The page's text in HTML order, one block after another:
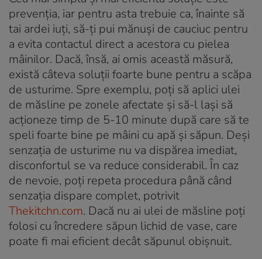
prevenția, iar pentru asta trebuie ca, înainte să
tai ardei iuți, să-ți pui mănuși de cauciuc pentru
a evita contactul direct a acestora cu pielea
mâinilor. Dacă, însă, ai omis această măsură,
există câteva soluții foarte bune pentru a scăpa
de usturime. Spre exemplu, poți să aplici ulei
de măsline pe zonele afectate și să-l lași să
acționeze timp de 5-10 minute după care să te
speli foarte bine pe mâini cu apă și săpun. Deși
senzația de usturime nu va dispărea imediat,
disconfortul se va reduce considerabil. În caz
de nevoie, poți repeta procedura până când
senzația dispare complet, potrivit
Thekitchn.com. Dacă nu ai ulei de măsline poți
folosi cu încredere săpun lichid de vase, care
poate fi mai eficient decât săpunul obișnuit.